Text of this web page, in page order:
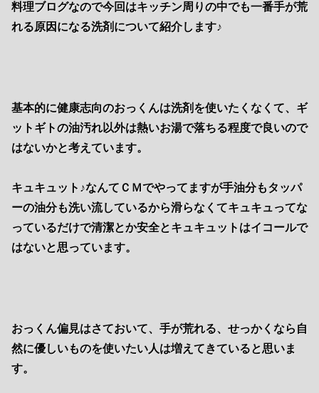
料理ブログなので今回はキッチン周りの中でも一番手が荒
れる原因になる洗剤について紹介します♪
基本的に健康志向のおっくんは洗剤を使いたくなくて、ギ
ットギトの油汚れ以外は熱いお湯で落ちる程度で良いので
はないかと考えています。
キュキュット♪なんてＣＭでやってますが手油分もタッパ
ーの油分も洗い流しているから滑らなくてキュキュってな
っているだけで清潔とか安全とキュキュットはイコールで
はないと思っています。
おっくん偏見はさておいて、手が荒れる、せっかくなら自
然に優しいものを使いたい人は増えてきていると思いま
す。